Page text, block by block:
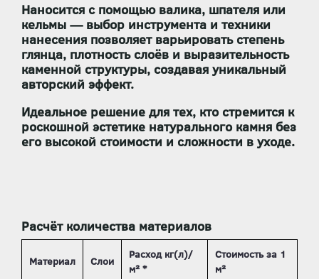
Наносится с помощью валика, шпателя или
кельмы — выбор инструмента и техники
нанесения позволяет варьировать степень
глянца, плотность слоёв и выразительность
каменной структуры, создавая уникальный
авторский эффект.
Идеальное решение для тех, кто стремится к
роскошной эстетике натурального камня без
его высокой стоимости и сложности в уходе.
Расчёт количества материалов
Материал Слои
Расход кг(л)/
м² *
Стоимость за 1
м²